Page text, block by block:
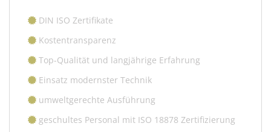
DIN ISO Zertifikate
Kostentransparenz
Top-Qualität und langjährige Erfahrung
Einsatz modernster Technik
umweltgerechte Ausführung
geschultes Personal mit ISO 18878 Zertifizierung